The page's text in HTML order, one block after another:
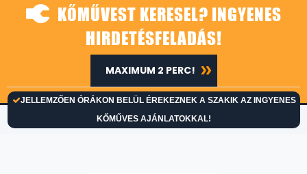
KŐMŰVEST KERESEL? INGYENES
HIRDETÉSFELADÁS!
JELLEMZŐEN ÓRÁKON BELÜL ÉREKEZNEK A SZAKIK AZ INGYENES
KŐMŰVES AJÁNLATOKKAL!
MAXIMUM 2 PERC!